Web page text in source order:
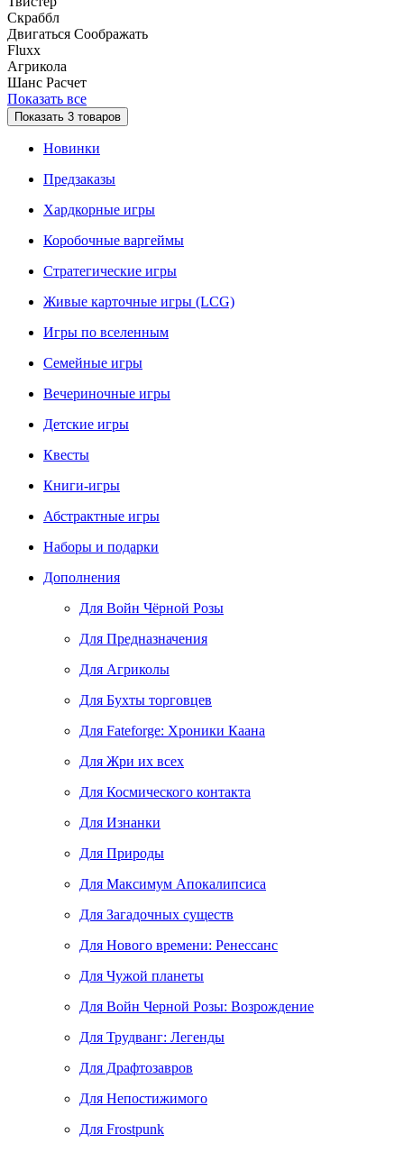
Скраббл
Двигаться Соображать
Fluxx
Агрикола
Шанс Расчет
Показать все
Показать 3 товаров
Новинки
Предзаказы
Хардкорные игры
Коробочные варгеймы
Стратегические игры
Живые карточные игры (LCG)
Игры по вселенным
Семейные игры
Вечериночные игры
Детские игры
Квесты
Книги-игры
Абстрактные игры
Наборы и подарки
Дополнения
Для Войн Чёрной Розы
Для Предназначения
Для Агриколы
Для Бухты торговцев
Для Fateforge: Хроники Каана
Для Жри их всех
Для Космического контакта
Для Изнанки
Для Природы
Для Максимум Апокалипсиса
Для Загадочных существ
Для Нового времени: Ренессанс
Для Чужой планеты
Для Войн Черной Розы: Возрождение
Для Трудванг: Легенды
Для Драфтозавров
Для Непостижимого
Для Frostpunk